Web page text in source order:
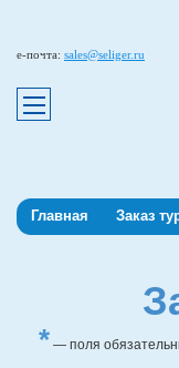
e-почта: sales@seliger.ru
Главная Заказ
* — поля